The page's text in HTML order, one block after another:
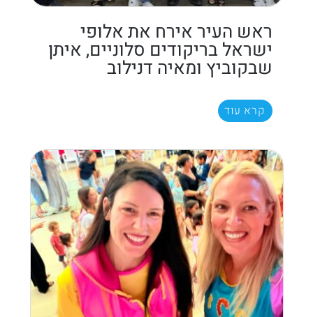
ראש העיר אירח את אלופי
ישראל בריקודים סלוניים, איתן
שבקוביץ ומאיה דנילוב
קרא עוד